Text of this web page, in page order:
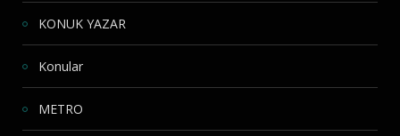
KONUK YAZAR
Konular
METRO